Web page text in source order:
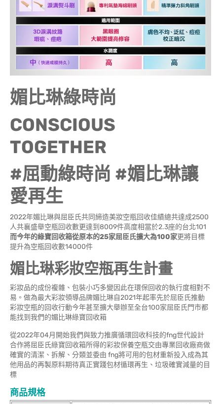
媚比琳綠時尚
CONSCIOUS
TOGETHER
#屈動綠時尚 #媚比琳讓
愛再生
2022年媚比琳與屈臣氏共同締造美妝空瓶回收佳績總共達成2500
人共襄盛舉空瓶回收數更達到8009件高度相當於2.3座的台北101
而今年的綠寶回收箱從原本的25家屈臣氏擴大為100家更將目標
提升為空瓶回收數14000件
媚比琳彩妝空瓶再生計畫
彩妝品的成份複雜、包裝小巧多變因此在環保回收的執行度相對不
易。做為最大彩妝領導品牌媚比琳自2021年起率先於屈臣氏推動
彩妝空瓶的回收行動今年甚至擴大舉辦至全台100家屈臣氏門市都
能找到我們的媚比琳綠寶回收箱
從2022年04月開始我們與致力推廣循環回收科技的fng世代設計
合作將屈臣氏綠寶回收箱所得的彩妝保養空瓶交由專業回收廠商做
確實的清潔、拆解、分類並委由 fng將可用的包材重新投入成為其
他用品的再製原料期待真正實踐包材循環再生、垃圾確實減量的目
標
商品規格